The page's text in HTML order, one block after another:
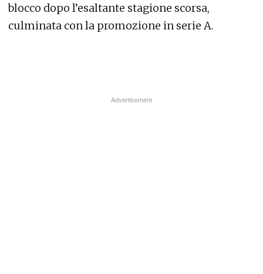
blocco dopo l’esaltante stagione scorsa,
culminata con la promozione in serie A.